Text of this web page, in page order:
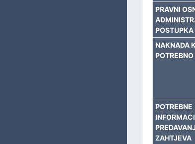
KOMUNALNE I STAMBENE POSLOVE I
SOCIJALNA PITANJA, ZDRAVSTVO, IZBJEGLICE I
PRAVNI
POSTUPKA
NAKNADA
POTREBNE
ZAHTJEVA